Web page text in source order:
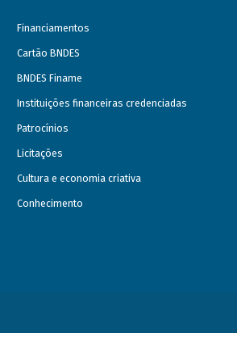
Financiamentos
Cartão BNDES
BNDES Finame
Instituições financeiras credenciadas
Patrocínios
Licitações
Cultura e economia criativa
Conhecimento